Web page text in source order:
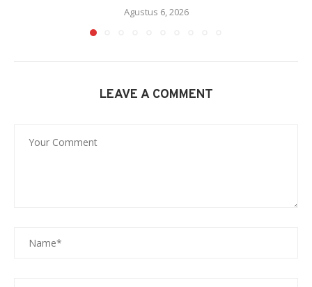
Agustus 6, 2026
LEAVE A COMMENT